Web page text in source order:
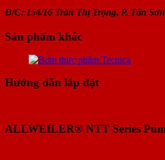
Đ/C: 154/16 Trần Thị Trọng, P. Tân
Sản phẩm khác
Hướng dẫn lắp đặt
ALLWEILER® NTT Series